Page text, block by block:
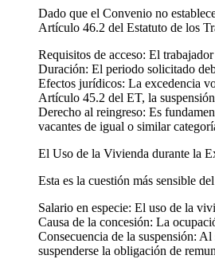
Dado que el Convenio no
Artículo 46.2 del Estatuto de los
Requisitos de acceso: El
Duración: El periodo solicitado
Efectos jurídicos: La excedencia
Artículo 45.2 del ET, la
Derecho al reingreso: Es
vacantes de igual o similar
El Uso de la Vivienda durante la
Esta es la cuestión más sensible
Salario en especie: El uso de la
Causa de la concesión: La
Consecuencia de la suspensión:
suspenderse la obligación de